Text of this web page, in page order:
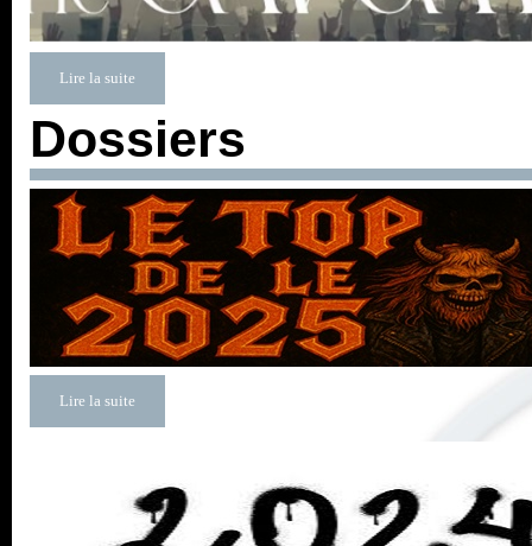
Lire la suite
Dossiers
Lire la suite